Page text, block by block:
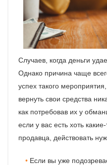
Случаев, когда деньги
Однако причина чаще
успех такого
вернуть свои средства
как потребовав их у
если у вас есть хоть
продавца, действовать
Если вы уже